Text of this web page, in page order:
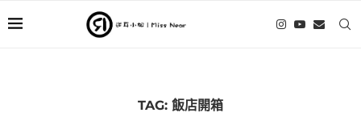
TAG: 飯店開箱